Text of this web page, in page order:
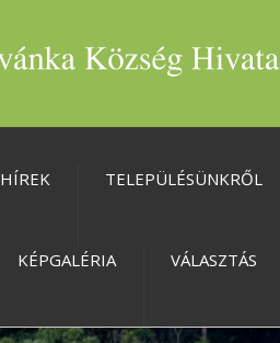
HÍREK TELEPÜLÉSÜNKRŐL
KÉPGALÉRIA VÁLASZTÁS